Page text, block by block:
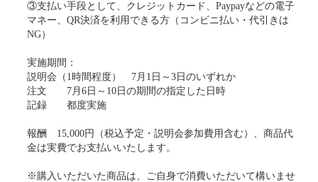
③支払い手段として、クレジットカード、Paypayなどの電子
マネー、QR決済を利用できる方（コンビニ払い・代引きは
NG）
実施期間：
説明会（1時間程度） 7月1日～3日のいずれか
注文 7月6日～10日の期間の指定した日時
記録 都度実施
報酬 15,000円（税込予定・説明会参加費用含む）、商品代
金は実費でお支払いいたします。
※購入いただいた商品は、ご自身で消費いただいて構いませ